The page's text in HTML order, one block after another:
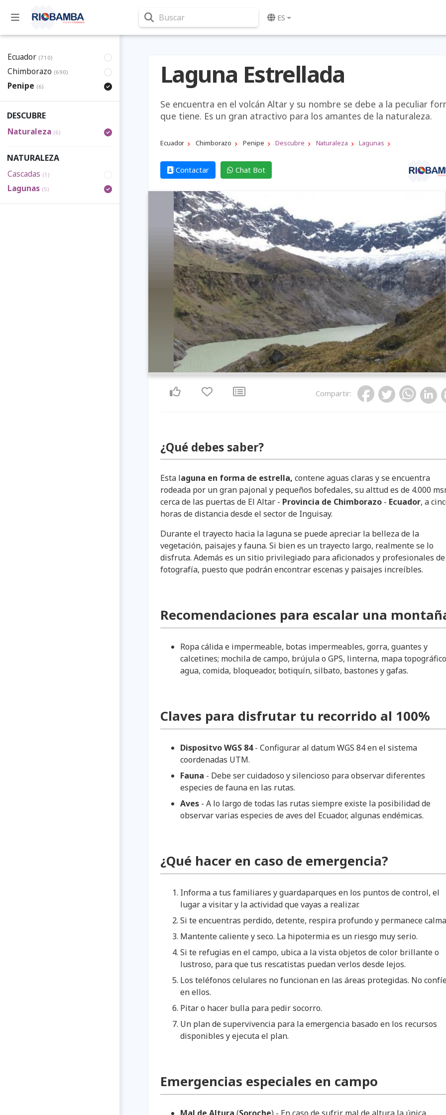
Buscar ES
Ecuador (710)
Chimborazo (690)
Penipe (6)
DESCUBRE
Naturaleza (6)
NATURALEZA
Cascadas (1)
Lagunas (5)
Laguna Estrellada
Se encuentra en el volcán Altar y su nombre se debe a la peculiar
que tiene. Es un gran atractivo para los amantes de la naturaleza.
Ecuador Chimborazo Penipe Descubre Naturaleza Lagunas
Contactar Chat Bot
Compartir:
¿Qué debes saber?
Esta laguna en forma de estrella, contene aguas claras y se encuentra
rodeada por un gran pajonal y pequeños bofedales, su alttud es de 4.000
cerca de las puertas de El Altar - Provincia de Chimborazo - Ecuador, a
horas de distancia desde el sector de Inguisay.
Durante el trayecto hacia la laguna se puede apreciar la belleza de la
vegetación, paisajes y fauna. Si bien es un trayecto largo, realmente se lo
disfruta. Además es un sitio privilegiado para aficionados y profesionales
fotografía, puesto que podrán encontrar escenas y paisajes increíbles.
Recomendaciones para escalar una
Ropa cálida e impermeable, botas impermeables, gorra, guantes y
calcetines; mochila de campo, brújula o GPS, linterna, mapa
agua, comida, bloqueador, botiquín, silbato, bastones y gafas.
Claves para disfrutar tu recorrido al 100%
Dispositvo WGS 84- Configurar al datum WGS 84 en el sistema
coordenadas UTM.
Fauna - Debe ser cuidadoso y silencioso para observar diferentes
especies de fauna en las rutas.
Aves - A lo largo de todas las rutas siempre existe la posibilidad de
observar varias especies de aves del Ecuador, algunas endémicas.
¿Qué hacer en caso de emergencia?
Informa a tus familiares y guardaparques en los puntos de control, el
lugar a visitar y la actividad que vayas a realizar.
Si te encuentras perdido, detente, respira profundo y permanece
Mantente caliente y seco. La hipotermia es un riesgo muy serio.
Si te refugias en el campo, ubica a la vista objetos de color brillante o
lustroso, para que tus rescatistas puedan verlos desde lejos.
Los teléfonos celulares no funcionan en las áreas protegidas. No
en ellos.
Pitar o hacer bulla para pedir socorro.
Un plan de supervivencia para la emergencia basado en los recursos
disponibles y ejecuta el plan.
Emergencias especiales en campo